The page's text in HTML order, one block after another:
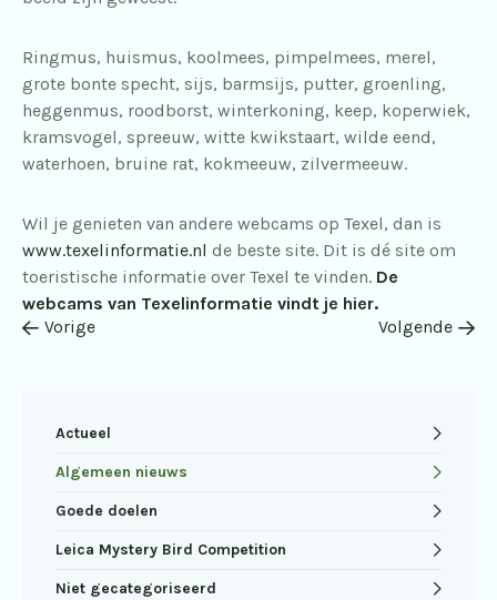
Actueel
Algemeen nieuws
Goede doelen
Leica Mystery Bird Competition
Niet gecategoriseerd
Ringmus, huismus, koolmees, pimpelmees, merel,
grote bonte specht, sijs, barmsijs, putter, groenling,
heggenmus, roodborst, winterkoning, keep, koperwiek,
kramsvogel, spreeuw, witte kwikstaart, wilde eend,
waterhoen, bruine rat, kokmeeuw, zilvermeeuw.
Wil je genieten van andere webcams op Texel, dan is
www.texelinformatie.nl de beste site. Dit is dé site om
toeristische informatie over Texel te vinden. De
webcams van Texelinformatie vindt je hier.
Vorige
Volgende